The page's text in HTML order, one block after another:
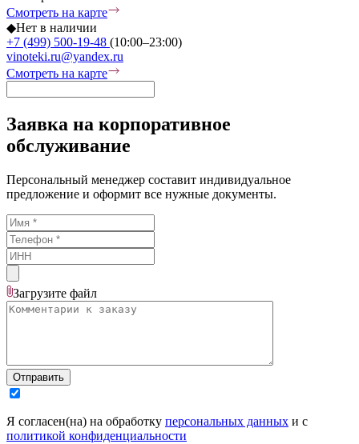
Смотреть на карте
◆Нет в наличии
+7 (499) 500-19-48 (10:00–23:00)
vinoteki.ru@yandex.ru
Смотреть на карте
Заявка на корпоративное
обслуживание
Персональный менеджер составит индивидуальное
предложение и оформит все нужные документы.
Загрузите файл
Отправить
Я согласен(на) на обработку персональных данных и с
политикой конфиденциальности